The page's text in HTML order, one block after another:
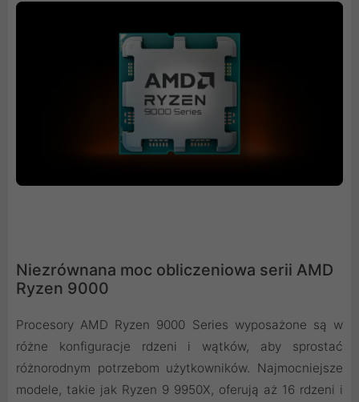
Niezrównana moc obliczeniowa serii AMD
Ryzen 9000
Procesory AMD Ryzen 9000 Series wyposażone są w
różne konfiguracje rdzeni i wątków, aby sprostać
różnorodnym potrzebom użytkowników. Najmocniejsze
modele, takie jak Ryzen 9 9950X, oferują aż 16 rdzeni i